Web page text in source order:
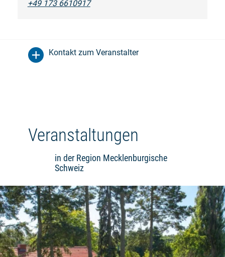
+49 173 6610917
Kontakt zum Veranstalter
Veranstaltungen
in der Region Mecklenburgische
Schweiz